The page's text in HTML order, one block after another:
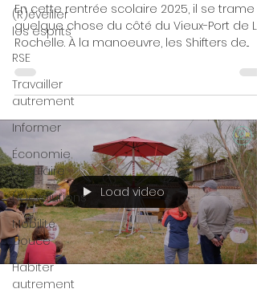
(R)éveiller
les esprits
RSE
Travailler
autrement
Informer
Économie
circulaire
(R)évolutions
Mobilité
douce
Habiter
autrement
En cette rentrée scolaire 2025, il se trame
quelque chose du côté du Vieux-Port de La
Rochelle. À la manoeuvre, les Shifters de...
Load video